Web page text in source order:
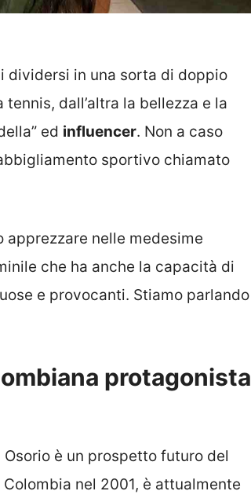
dividersi in una sorta di doppio
dall’altra la bellezza e la
ed influencer. Non a caso
sportivo chiamato
apprezzare nelle medesime
che ha anche la capacità di
e provocanti. Stiamo parlando
protagonista
è un prospetto futuro del
nel 2001, è attualmente